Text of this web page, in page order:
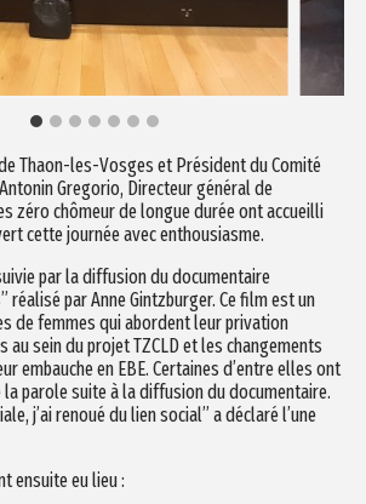
Thaon-les-Vosges et Président du Comité
Gregorio, Directeur général de
zéro chômeur de longue durée ont accueilli
cette journée avec enthousiasme.
par la diffusion du documentaire
réalisé par Anne Gintzburger. Ce film est un
de femmes qui abordent leur privation
au sein du projet TZCLD et les changements
embauche en EBE. Certaines d’entre elles ont
parole suite à la diffusion du documentaire.
j’ai renoué du lien social” a déclaré l’une
ensuite eu lieu :